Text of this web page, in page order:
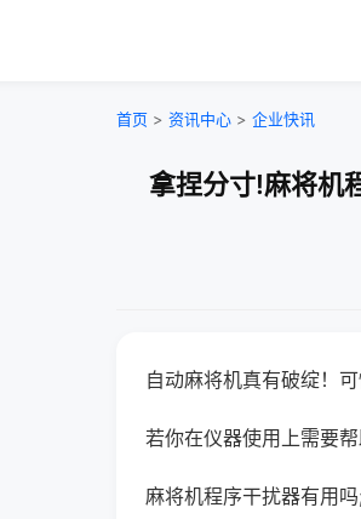
首页 > 资讯中心 > 企业快讯
拿捏分寸!麻将机
自动麻将机真有破绽！
若你在仪器使用上需要
麻将机程序干扰器有用